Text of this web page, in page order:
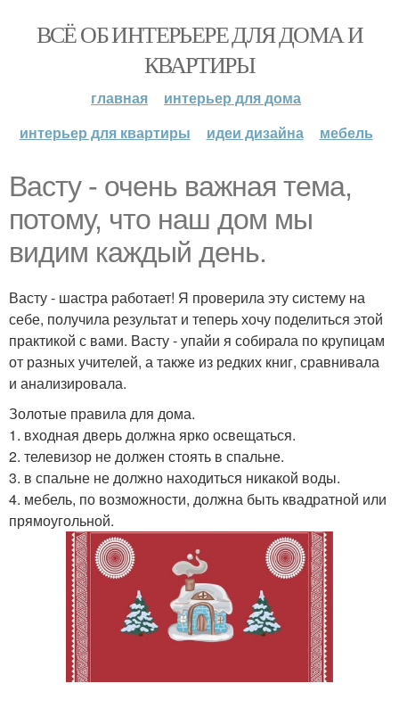
ВСЁ ОБ ИНТЕРЬЕРЕ ДЛЯ ДОМА И
КВАРТИРЫ
главная
интерьер для дома
интерьер для квартиры
идеи дизайна мебель
Васту - очень важная тема,
потому, что наш дом мы
видим каждый день.
Васту - шастра работает! Я проверила эту систему на
себе, получила результат и теперь хочу поделиться этой
практикой с вами. Васту - упайи я собирала по крупицам
от разных учителей, а также из редких книг, сравнивала
и анализировала.
Золотые правила для дома.
1. входная дверь должна ярко освещаться.
2. телевизор не должен стоять в спальне.
3. в спальне не должно находиться никакой воды.
4. мебель, по возможности, должна быть квадратной или
прямоугольной.